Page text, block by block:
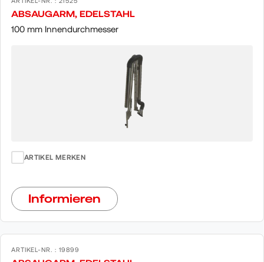
ABSAUGARM, EDELSTAHL
100 mm Innendurchmesser
ARTIKEL MERKEN
Informieren
ARTIKEL-NR. : 19899